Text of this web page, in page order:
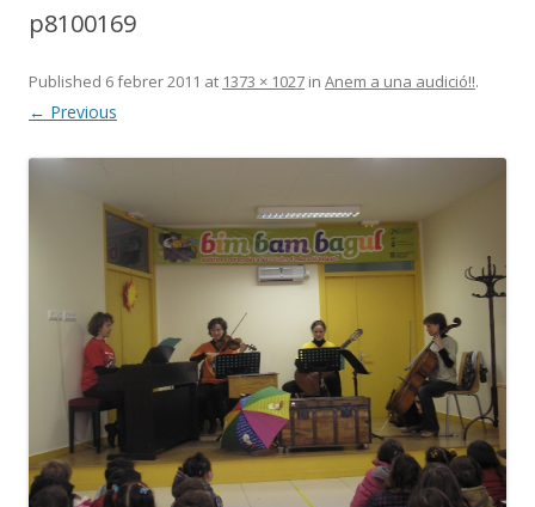
p8100169
Published 6 febrer 2011 at 1373 × 1027 in Anem a una audició!!.
← Previous